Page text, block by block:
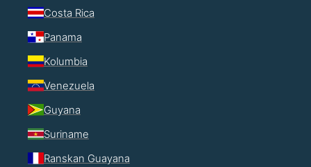
Costa Rica
Panama
Kolumbia
Venezuela
Guyana
Suriname
Ranskan Guayana